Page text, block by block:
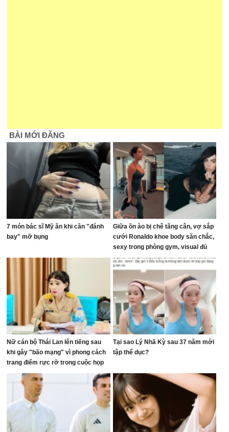
BÀI MỚI ĐĂNG
7 món bác sĩ Mỹ ăn khi cần "đánh
bay" mỡ bụng
Giữa ồn ào bị chê tăng cân, vợ sắp
cưới Ronaldo khoe body săn chắc,
sexy trong phòng gym, visual đủ
sức dập tắt mọi lời chê bai
Nữ cán bộ Thái Lan lên tiếng sau
khi gây "bão mạng" vì phong cách
trang điểm rực rỡ trong cuộc họp
ngân sách
Tại sao Lý Nhã Kỳ sau 37 năm mới
tập thể dục?